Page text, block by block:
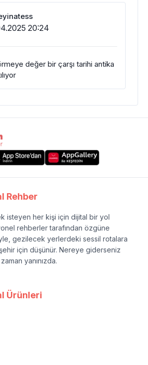
20:24
değer bir çarşı tarihi antika
Rehber
isteyen her kişi için dijital bir yol
rehberler tarafından özgüne
gezilecek yerlerdeki sessil rotalara
için düşünür. Nereye giderseniz
yanınızda.
Ürünleri